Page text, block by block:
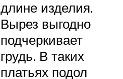
длине изделия.
Вырез выгодно
подчеркивает
грудь. В таких
платьях подол